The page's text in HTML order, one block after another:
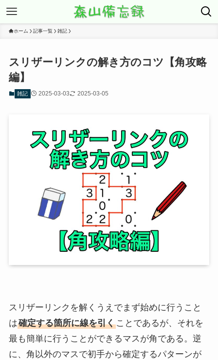
ホーム 記事一覧 雑記
スリザーリンクの解き方のコツ【角攻略
編】
雑記 2025-03-03 2025-03-05
スリザーリンクを解くうえでまず始めに行うこと
は確定する箇所に線を引くことであるが、それを
最も簡単に行うことができるマスが角である。逆
に、角以外のマスで初手から確定するパターンが